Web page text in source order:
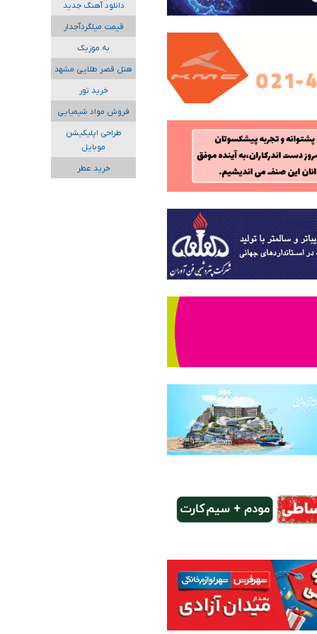
دانلود آهنگ جدید
قیمت میلگردآجدار
به موزیک
هتل قصر طلایی مشهد
خرید تور
فروش مواد شیمیایی
طراحی اپلیکیشن
موبایل
خرید عطر